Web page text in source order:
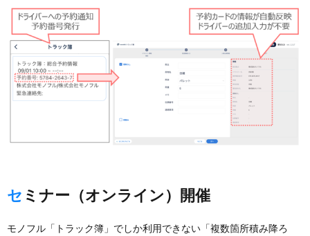
セミナー（オンライン）開催
モノフル「トラック簿」でしか利用できない「複数箇所積み降ろ